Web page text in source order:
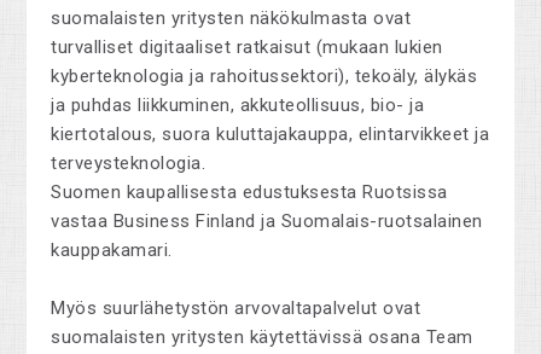
suomalaisten yritysten näkökulmasta ovat
turvalliset digitaaliset ratkaisut (mukaan lukien
kyberteknologia ja rahoitussektori), tekoäly, älykäs
ja puhdas liikkuminen, akkuteollisuus, bio- ja
kiertotalous, suora kuluttajakauppa, elintarvikkeet ja
terveysteknologia.
Suomen kaupallisesta edustuksesta Ruotsissa
vastaa Business Finland ja Suomalais-ruotsalainen
kauppakamari.
Myös suurlähetystön arvovaltapalvelut ovat
suomalaisten yritysten käytettävissä osana Team